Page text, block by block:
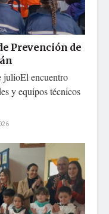
Prevención de
julioEl encuentro
y equipos técnicos